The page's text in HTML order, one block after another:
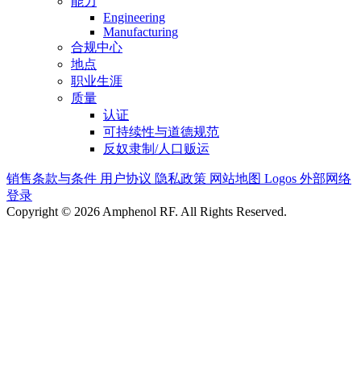
Engineering
Manufacturing
合规中心
地点
职业生涯
质量
认证
可持续性与道德规范
反奴隶制/人口贩运
销售条款与条件 用户协议 隐私政策 网站地图 Logos 外部网络
登录
Copyright © 2026 Amphenol RF. All Rights Reserved.